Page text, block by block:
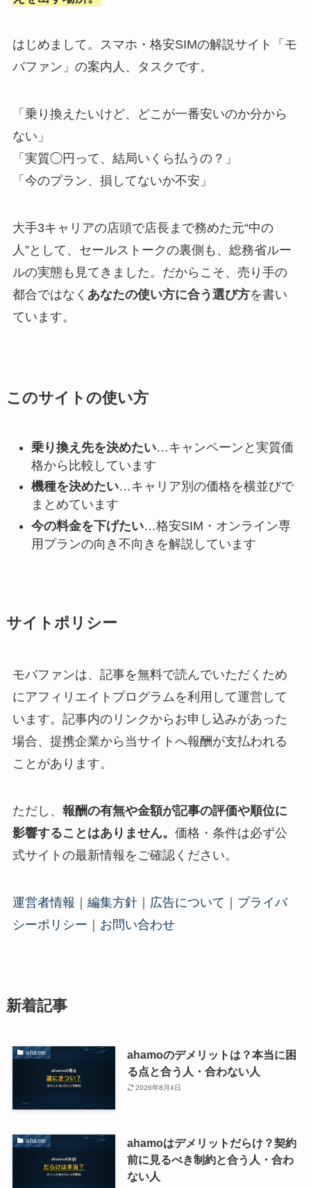
はじめまして。スマホ・格安SIMの解説サイト「モ
バファン」の案内人、タスクです。
「乗り換えたいけど、どこが一番安いのか分から
ない」
「実質◯円って、結局いくら払うの？」
「今のプラン、損してないか不安」
大手3キャリアの店頭で店長まで務めた元“中の
人”として、セールストークの裏側も、総務省ルー
ルの実態も見てきました。だからこそ、売り手の
都合ではなく あなたの使い方に合う選び方を書い
ています。
このサイトの使い方
乗り換え先を決めたい…キャンペーンと実質価
格から比較しています
機種を決めたい…キャリア別の価格を横並びで
まとめています
今の料金を下げたい…格安SIM・オンライン専
用プランの向き不向きを解説しています
サイトポリシー
モバファンは、記事を無料で読んでいただくため
にアフィリエイトプログラムを利用して運営して
います。記事内のリンクからお申し込みがあった
場合、提携企業から当サイトへ報酬が支払われる
ことがあります。
ただし、 報酬の有無や金額が記事の評価や順位に
影響することはありません。 価格・条件は必ず公
式サイトの最新情報をご確認ください。
運営者情報 ｜ 編集方針｜ 広告について ｜ プライバ
シーポリシー ｜ お問い合わせ
新着記事
ahamo
ahamoのデメリットは？本当に困
る点と合う人・合わない人
2026年8月4日
ahamo
ahamoはデメリットだらけ？契約
前に見るべき制約と合う人・合わ
ない人